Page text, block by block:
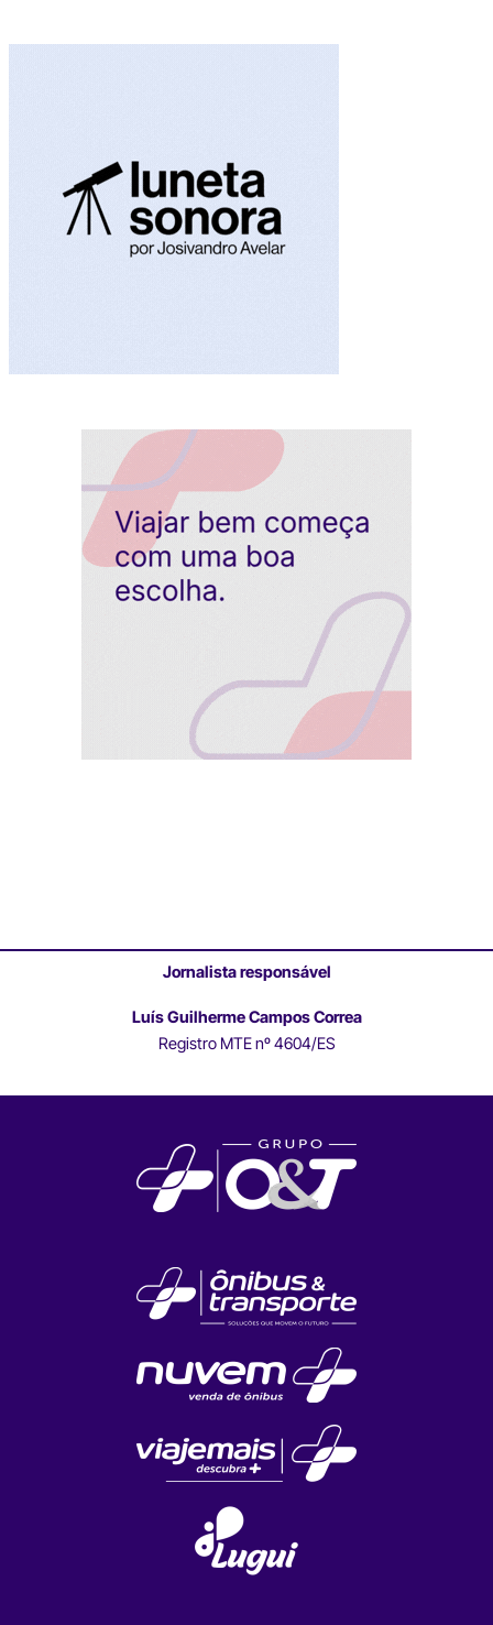
Jornalista responsável
Luís Guilherme Campos Correa
Registro MTE nº 4604/ES